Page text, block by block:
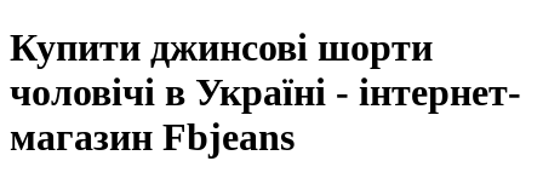
Купити джинсові шорти
чоловічі в Україні - інтернет-
магазин Fbjeans